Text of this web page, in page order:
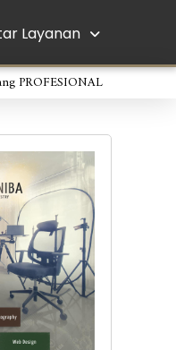
Layanan
PROFESIONAL